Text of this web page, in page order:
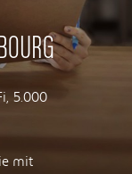
5.000
mit